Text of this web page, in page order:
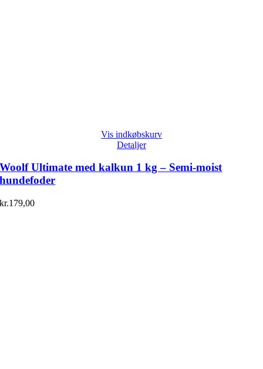
Vis indkøbskurv
Detaljer
Woolf Ultimate med kalkun 1 kg – Semi-moist
hundefoder
kr.179,00